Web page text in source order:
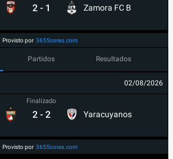
2 - 1 Zamora FC B
Provisto por 365Scores.com
Partidos Resultados
02/08/2026
Finalizado
2 - 2 Yaracuyanos
Provisto por 365Scores.com